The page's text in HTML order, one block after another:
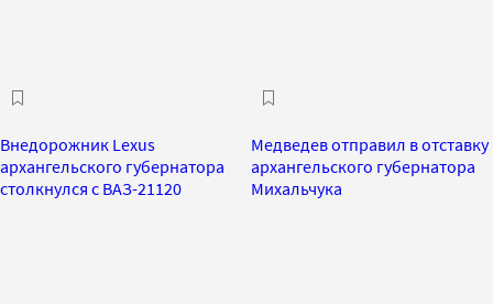
Внедорожник Lexus
архангельского губернатора
столкнулся с ВАЗ-21120
Медведев отправил в отставку
архангельского губернатора
Михальчука